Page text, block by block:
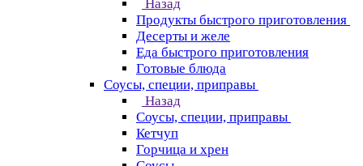
Назад
Продукты быстрого приготовления
Десерты и желе
Еда быстрого приготовления
Готовые блюда
Соусы, специи, приправы
Назад
Соусы, специи, приправы
Кетчуп
Горчица и хрен